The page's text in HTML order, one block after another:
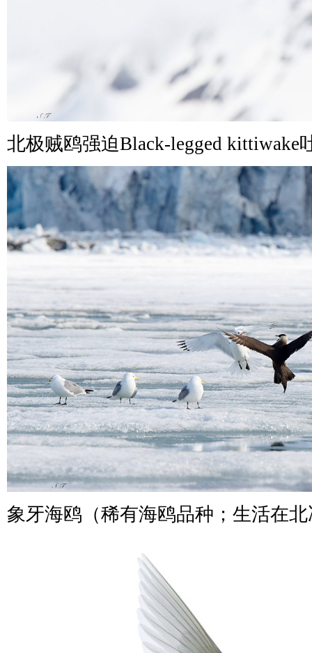
北极贼鸥强迫Black-legged kittiwake
象牙海鸥（稀有海鸥品种；生活在